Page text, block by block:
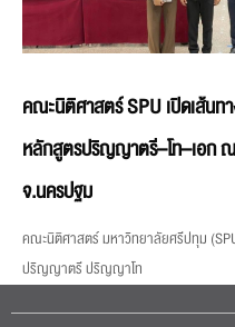
คณะนิติศาสตร์ SPU เปิดเส้นท
หลักสูตรปริญญาตรี–โท–เอก
จ.นครปฐม
คณะนิติศาสตร์ มหาวิทยาลัยศรีปทุม
ปริญญาตรี ปริญญาโท